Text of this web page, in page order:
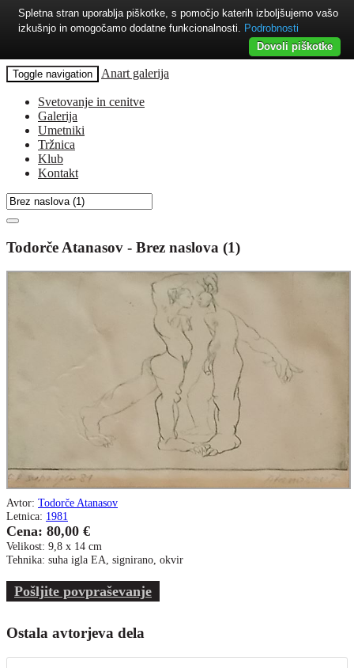
Toggle navigation Anart galerija
Svetovanje in cenitve
Galerija
Umetniki
Tržnica
Klub
Kontakt
Todorče Atanasov - Brez naslova (1)
Avtor: Todorče Atanasov
Letnica: 1981
Cena: 80,00 €
Velikost: 9,8 x 14 cm
Tehnika: suha igla EA, signirano, okvir
Pošljite povpraševanje
Ostala avtorjeva dela
Spletna stran uporablja piškotke, s pomočjo katerih izboljšujemo vašo
izkušnjo in omogočamo dodatne funkcionalnosti. Podrobnosti
Dovoli piškotke